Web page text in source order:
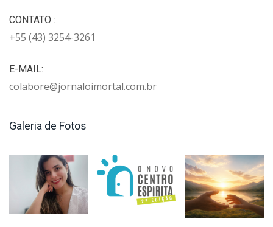
CONTATO :
+55 (43) 3254-3261
E-MAIL:
colabore@jornaloimortal.com.br
Galeria de Fotos